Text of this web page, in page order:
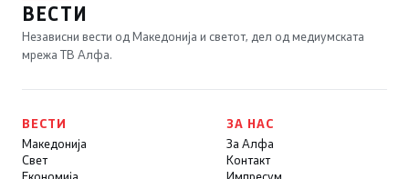
ВЕСТИ
Независни вести од Македонија и светот, дел од медиумската
мрежа ТВ Алфа.
ВЕСТИ
Македонија
Свет
ЗА НАС
За Алфа
Контакт